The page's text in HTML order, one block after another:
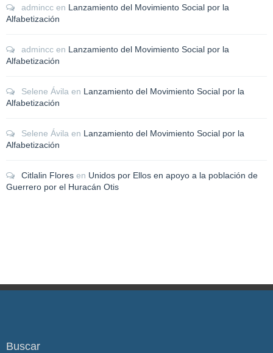
admincc en Lanzamiento del Movimiento Social por la
Alfabetización
admincc en Lanzamiento del Movimiento Social por la
Alfabetización
Selene Ávila en Lanzamiento del Movimiento Social por la
Alfabetización
Selene Ávila en Lanzamiento del Movimiento Social por la
Alfabetización
Citlalin Flores en Unidos por Ellos en apoyo a la población de
Guerrero por el Huracán Otis
Buscar